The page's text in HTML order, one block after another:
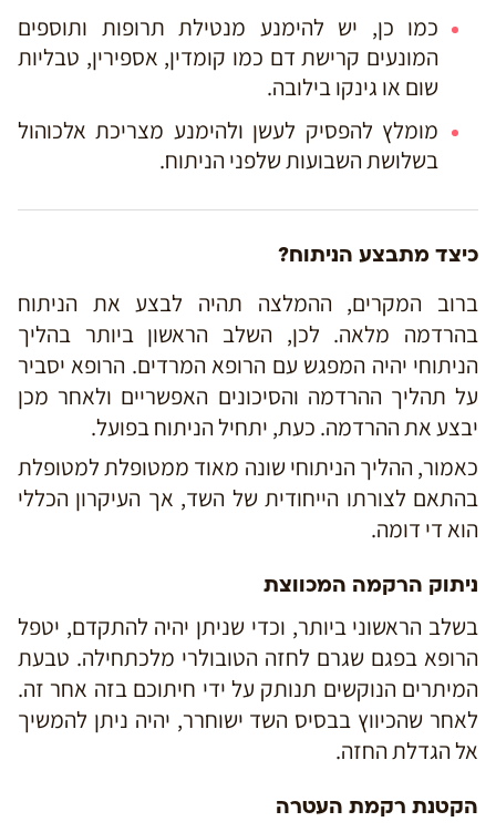
כמו כן, יש להימנע מנטילת תרופות ותוספים
המונעים קרישת דם כמו קומדין, אספירין, טבליות
שום או גינקו בילובה.
מומלץ להפסיק לעשן ולהימנע מצריכת אלכוהול
בשלושת השבועות שלפני הניתוח.
כיצד מתבצע הניתוח?
ברוב המקרים, ההמלצה תהיה לבצע את הניתוח
בהרדמה מלאה. לכן, השלב הראשון ביותר בהליך
הניתוחי יהיה המפגש עם הרופא המרדים. הרופא יסביר
על תהליך ההרדמה והסיכונים האפשריים ולאחר מכן
יבצע את ההרדמה. כעת, יתחיל הניתוח בפועל.
כאמור, ההליך הניתוחי שונה מאוד ממטופלת למטופלת
בהתאם לצורתו הייחודית של השד, אך העיקרון הכללי
הוא די דומה.
ניתוק הרקמה המכווצת
בשלב הראשוני ביותר, וכדי שניתן יהיה להתקדם, יטפל
הרופא בפגם שגרם לחזה הטובולרי מלכתחילה. טבעת
המיתרים הנוקשים תנותק על ידי חיתוכם בזה אחר זה.
לאחר שהכיווץ בבסיס השד ישוחרר, יהיה ניתן להמשיך
אל הגדלת החזה.
הקטנת רקמת העטרה